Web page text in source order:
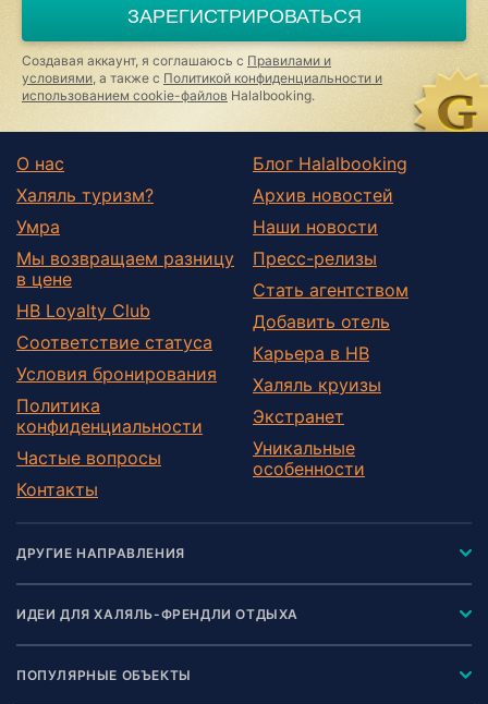
ЗАРЕГИСТРИРОВАТЬСЯ
Создавая аккаунт, я соглашаюсь с Правилами и
условиями , а также с Политикой конфиденциальности и
использованием cookie-файлов Halalbooking.
О нас
Халяль туризм?
Умра
Мы возвращаем разницу
в цене
HB Loyalty Club
Соответствие статуса
Условия бронирования
Политика
конфиденциальности
Частые вопросы
Контакты
Блог Halalbooking
Архив новостей
Наши новости
Пресс-релизы
Стать агентством
Добавить отель
Карьера в HB
Халяль круизы
Экстранет
Уникальные
особенности
ДРУГИЕ НАПРАВЛЕНИЯ
ИДЕИ ДЛЯ ХАЛЯЛЬ-ФРЕНДЛИ ОТДЫХА
ПОПУЛЯРНЫЕ ОБЪЕКТЫ